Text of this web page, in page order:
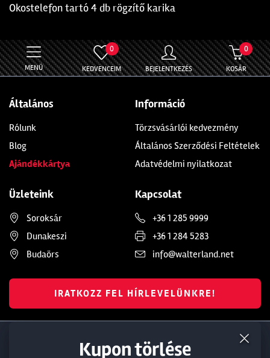
Okostelefon tartó 4 db rögzítő karika
MENÜ
0
KEDVENCEIM BEJELENTKEZÉS
0
KOSÁR
Általános
Rólunk
Blog
Ajándékkártya
Információ
Törzsvásárlói kedvezmény
Általános Szerződési Feltételek
Adatvédelmi nyilatkozat
Üzleteink
Soroksár
Dunakeszi
Budaörs
Kapcsolat
+36 1 285 9999
+36 1 284 5283
info@walterland.net
IRATKOZZ FEL HÍRLEVELÜNKRE!
Termék törlése a kosárból
Kedvezmény törlése
Kupon törlése